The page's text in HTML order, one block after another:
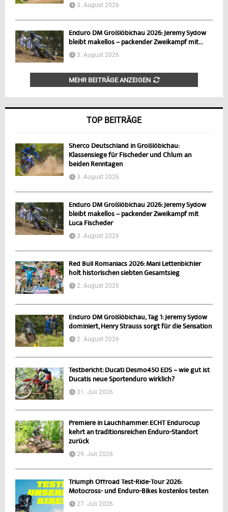
3. August 2026
Enduro DM Großlöbichau 2026: Jeremy Sydow
bleibt makellos – packender Zweikampf mit...
3. August 2026
MEHR BEITRÄGE ANZEIGEN
TOP BEITRÄGE
Sherco Deutschland in Großlöbichau:
Klassensiege für Fischeder und Chlum an
beiden Renntagen
3. August 2026
Enduro DM Großlöbichau 2026: Jeremy Sydow
bleibt makellos – packender Zweikampf mit
Luca Fischeder
3. August 2026
Red Bull Romaniacs 2026: Mani Lettenbichler
holt historischen siebten Gesamtsieg
2. August 2026
Enduro DM Großlöbichau, Tag 1: Jeremy Sydow
dominiert, Henry Strauss sorgt für die Sensation
2. August 2026
Testbericht: Ducati Desmo450 EDS – wie gut ist
Ducatis neue Sportenduro wirklich?
31. Juli 2026
Premiere in Lauchhammer: ECHT Endurocup
kehrt an traditionsreichen Enduro-Standort
zurück
29. Juli 2026
Triumph Offroad Test-Ride-Tour 2026:
Motocross- und Enduro-Bikes kostenlos testen
27. Juli 2026